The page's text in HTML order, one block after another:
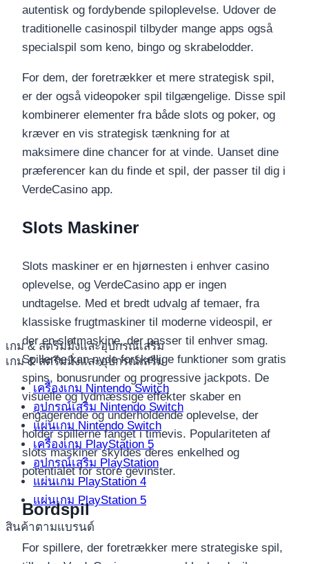
เกม & สตรีมมิ่งและอุปกรณ์เสริม
เกม & สตรีมมิ่งและอุปกรณ์เสริม
เครื่องเกม Nintendo Switch
อุปกรณ์เสริม Nintendo Switch
แผ่นเกม Nintendo Switch
เครื่องเกม PlayStation 5
อุปกรณ์เสริม PlayStation
แผ่นเกม PlayStation 4
แผ่นเกม PlayStation 5
สินค้าตามแบรนด์
autentisk og fordybende spiloplevelse. Udover de
traditionelle casinospil tilbyder mange apps også
specialspil som keno, bingo og skrabelodder.
For dem, der foretrækker et mere strategisk spil,
er der også videopoker spil tilgængelige. Disse spil
kombinerer elementer fra både slots og poker, og
kræver en vis strategisk tænkning for at
maksimere dine chancer for at vinde. Uanset dine
præferencer kan du finde et spil, der passer til dig i
VerdeCasino app.
Slots Maskiner
Slots maskiner er en hjørnesten i enhver casino
oplevelse, og VerdeCasino app er ingen
undtagelse. Med et bredt udvalg af temaer, fra
klassiske frugtmaskiner til moderne videospil, er
der en slotmaskine, der passer til enhver smag.
Spillerne kan nyde forskellige funktioner som gratis
spins, bonusrunder og progressive jackpots. De
visuelle og lydmæssige effekter skaber en
engagerende og underholdende oplevelse, der
holder spillerne fanget i timevis. Populariteten af
slots maskiner skyldes deres enkelhed og
potentialet for store gevinster.
Bordspil
For spillere, der foretrækker mere strategiske spil,